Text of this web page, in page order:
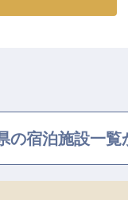
の宿泊施設一覧